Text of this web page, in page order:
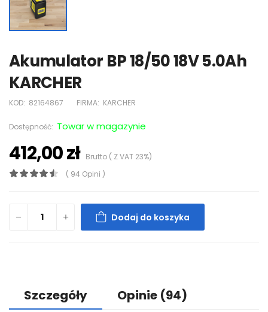
Akumulator BP 18/50 18V 5.0Ah
KARCHER
KOD: 82164867 FIRMA: KARCHER
Dostępność: Towar w magazynie
412,00 złBrutto ( Z VAT 23%)
( 94 Opini )
Dodaj do koszyka
Szczegóły Opinie (94)